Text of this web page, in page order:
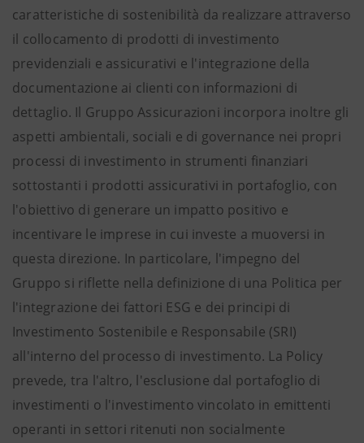
caratteristiche di sostenibilità da realizzare attraverso
il collocamento di prodotti di investimento
previdenziali e assicurativi e l'integrazione della
documentazione ai clienti con informazioni di
dettaglio. Il Gruppo Assicurazioni incorpora inoltre gli
aspetti ambientali, sociali e di governance nei propri
processi di investimento in strumenti finanziari
sottostanti i prodotti assicurativi in portafoglio, con
l'obiettivo di generare un impatto positivo e
incentivare le imprese in cui investe a muoversi in
questa direzione. In particolare, l'impegno del
Gruppo si riflette nella definizione di una Politica per
l'integrazione dei fattori ESG e dei principi di
Investimento Sostenibile e Responsabile (SRI)
all'interno del processo di investimento. La Policy
prevede, tra l'altro, l'esclusione dal portafoglio di
investimenti o l'investimento vincolato in emittenti
operanti in settori ritenuti non socialmente